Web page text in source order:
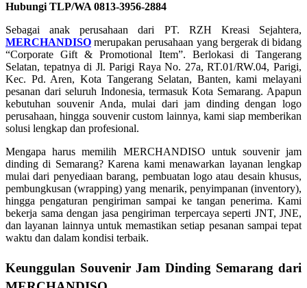
Hubungi TLP/WA 0813-3956-2884
Sebagai anak perusahaan dari PT. RZH Kreasi Sejahtera,
MERCHANDISO merupakan perusahaan yang bergerak di bidang
“Corporate Gift & Promotional Item”. Berlokasi di Tangerang
Selatan, tepatnya di Jl. Parigi Raya No. 27a, RT.01/RW.04, Parigi,
Kec. Pd. Aren, Kota Tangerang Selatan, Banten, kami melayani
pesanan dari seluruh Indonesia, termasuk Kota Semarang. Apapun
kebutuhan souvenir Anda, mulai dari jam dinding dengan logo
perusahaan, hingga souvenir custom lainnya, kami siap memberikan
solusi lengkap dan profesional.
Mengapa harus memilih MERCHANDISO untuk souvenir jam
dinding di Semarang? Karena kami menawarkan layanan lengkap
mulai dari penyediaan barang, pembuatan logo atau desain khusus,
pembungkusan (wrapping) yang menarik, penyimpanan (inventory),
hingga pengaturan pengiriman sampai ke tangan penerima. Kami
bekerja sama dengan jasa pengiriman terpercaya seperti JNT, JNE,
dan layanan lainnya untuk memastikan setiap pesanan sampai tepat
waktu dan dalam kondisi terbaik.
Keunggulan Souvenir Jam Dinding Semarang dari